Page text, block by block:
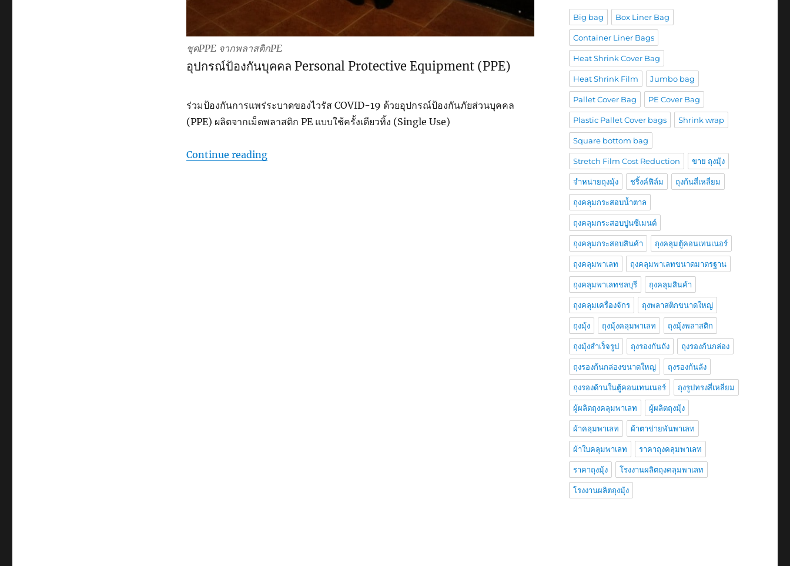
ชุดPPE จากพลาสติกPE
อุปกรณ์ป้องกันบุคคล Personal Protective Equipment (PPE)
ร่วมป้องกันการแพร่ระบาดของไวรัส COVID-19 ด้วยอุปกรณ์ป้องกันภัยส่วนบุคคล
(PPE) ผลิตจากเม็ดพลาสติก PE แบบใช้ครั้งเดียวทิ้ง (Single Use)
Continue reading“ชุดPPE จากพลาสติกPE”
Big bag Box Liner Bag
Container Liner Bags
Heat Shrink Cover Bag
Heat Shrink Film Jumbo bag
Pallet Cover Bag PE Cover Bag
Plastic Pallet Cover bags Shrink wrap
Square bottom bag
Stretch Film Cost Reduction ขาย ถุงมุ้ง
จำหน่ายถุงมุ้ง ชริ้งค์ฟิล์ม ถุงก้นสี่เหลี่ยม
ถุงคลุมกระสอบน้ำตาล
ถุงคลุมกระสอบปูนซีเมนต์
ถุงคลุมกระสอบสินค้า ถุงคลุมตู้คอนเทนเนอร์
ถุงคลุมพาเลท ถุงคลุมพาเลทขนาดมาตรฐาน
ถุงคลุมพาเลทชลบุรี ถุงคลุมสินค้า
ถุงคลุมเครื่องจักร ถุงพลาสติกขนาดใหญ่
ถุงมุ้ง ถุงมุ้งคลุมพาเลท ถุงมุ้งพลาสติก
ถุงมุ้งสำเร็จรูป ถุงรองกันถัง ถุงรองก้นกล่อง
ถุงรองก้นกล่องขนาดใหญ่ ถุงรองก้นลัง
ถุงรองด้านในตู้คอนเทนเนอร์ ถุงรูปทรงสี่เหลี่ยม
ผู้ผลิตถุงคลุมพาเลท ผู้ผลิตถุงมุ้ง
ผ้าคลุมพาเลท ผ้าตาข่ายพันพาเลท
ผ้าใบคลุมพาเลท ราคาถุงคลุมพาเลท
ราคาถุงมุ้ง โรงงานผลิตถุงคลุมพาเลท
โรงงานผลิตถุงมุ้ง